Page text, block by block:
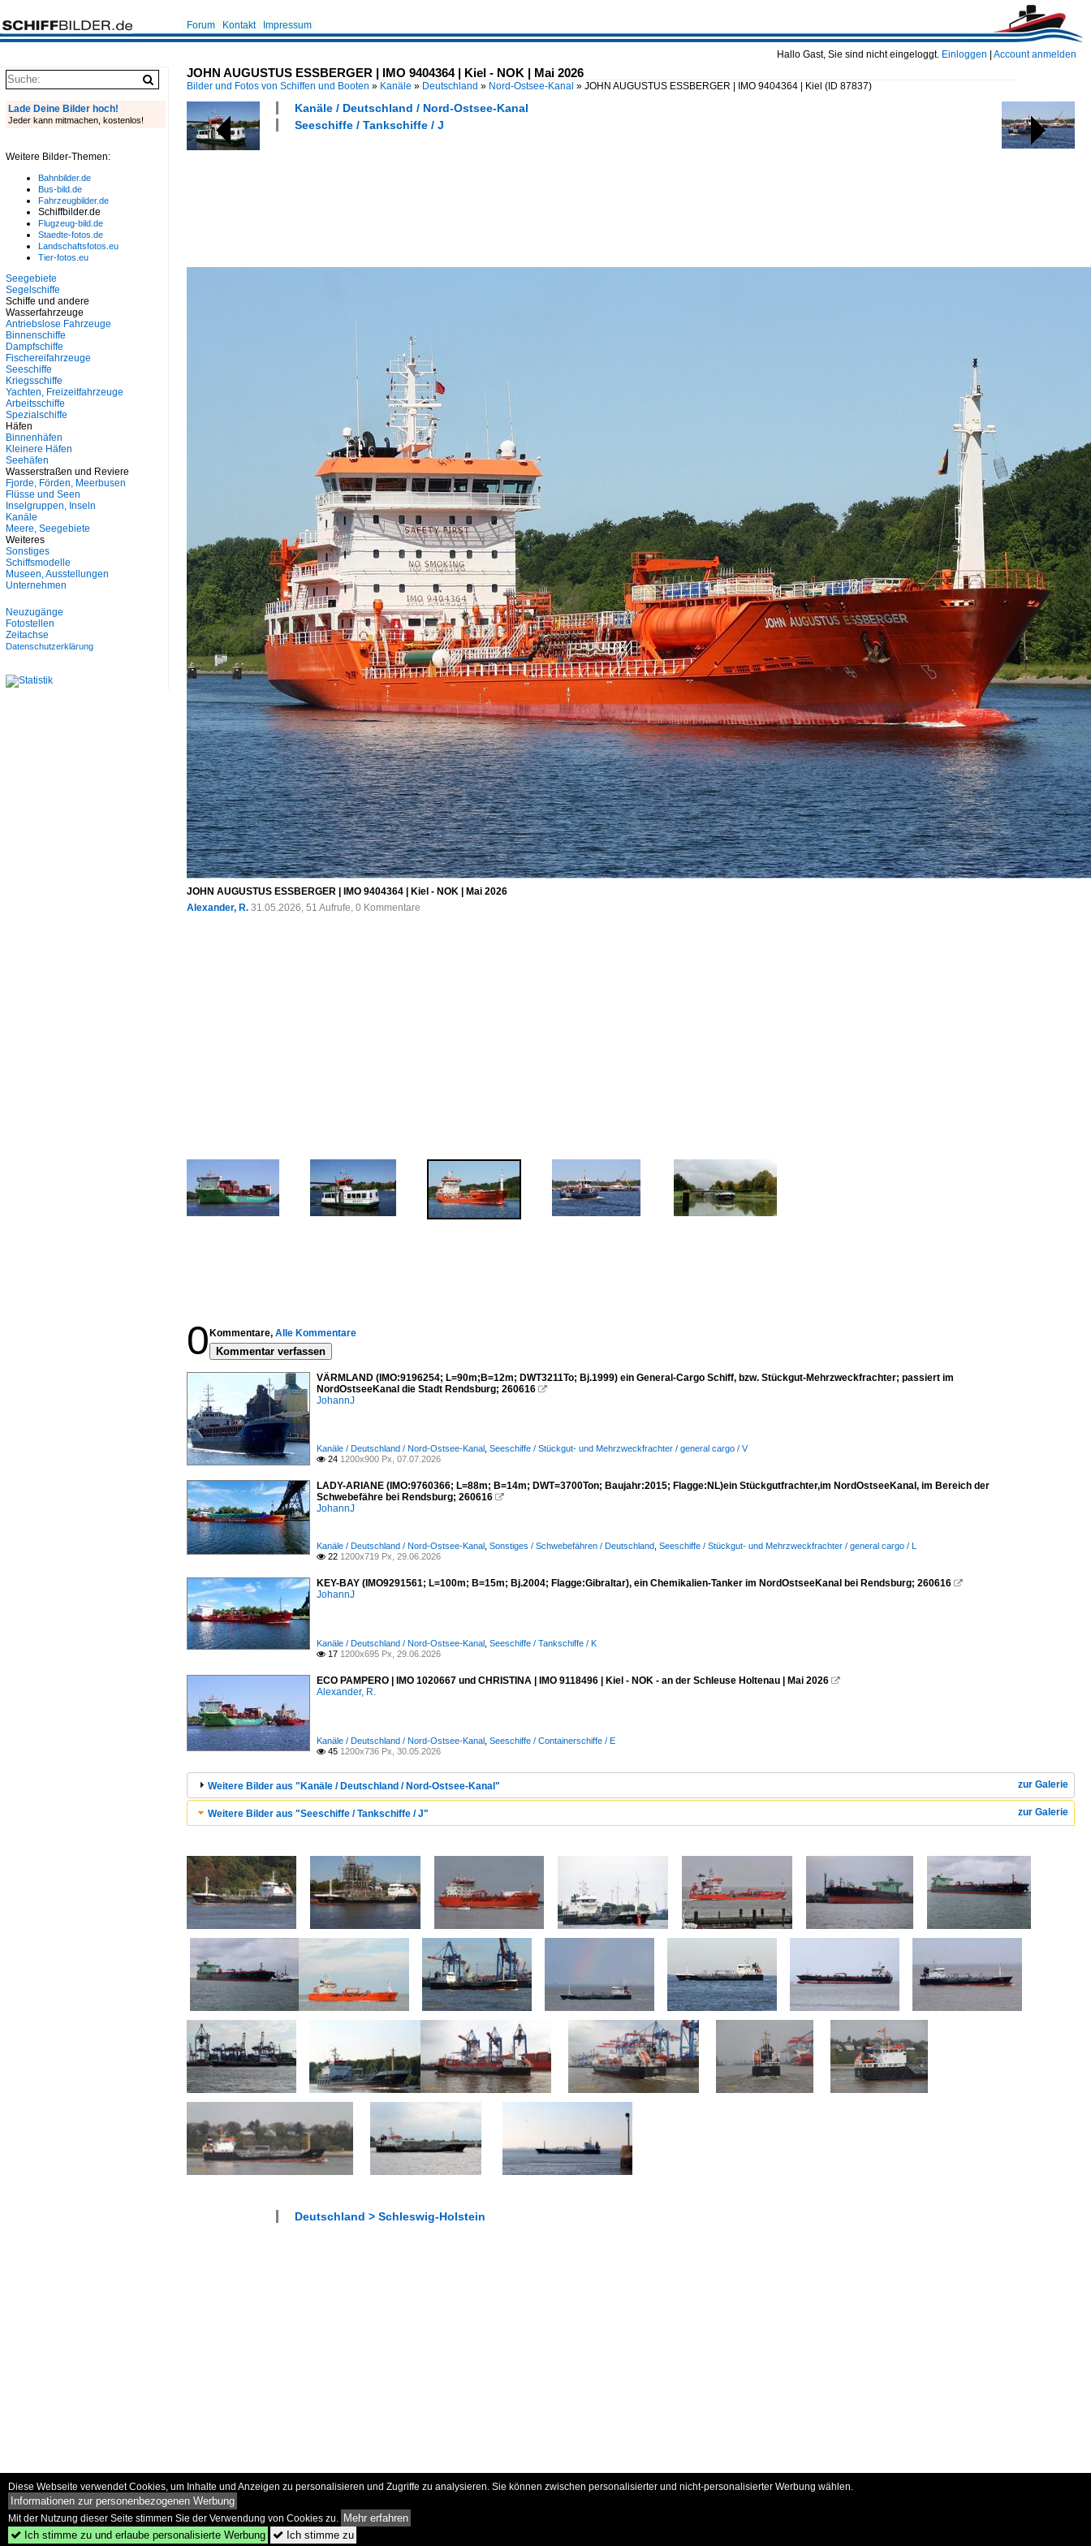
Hallo Gast, Sie sind nicht eingeloggt. Einloggen Account anmelden
Forum Kontakt Impressum
JOHN AUGUSTUS ESSBERGER | IMO 9404364 | Kiel - NOK | Mai 2026
Bilder und Fotos von Schiffen und Booten » Kanäle » Deutschland » Nord-Ostsee-Kanal » JOHN AUGUSTUS ESSBERGER | IMO 9404364 | Kiel (ID 87837)
Kanäle / Deutschland / Nord-Ostsee-Kanal
Seeschiffe / Tankschiffe / J
JOHN AUGUSTUS ESSBERGER | IMO 9404364 | Kiel - NOK | Mai 2026
Alexander, R. 31.05.2026, 51 Aufrufe, 0 Kommentare
0 Kommentare, Alle Kommentare
Kommentar verfassen
VÄRMLAND (IMO:9196254; L=90m;B=12m; DWT3211To; Bj.1999) ein General-Cargo Schiff, bzw. Stückgut-Mehrzweckfrachter; passiert im
NordOstseeKanal die Stadt Rendsburg; 260616 
JohannJ
Kanäle / Deutschland / Nord-Ostsee-Kanal Seeschiffe / Stückgut- und Mehrzweckfrachter / general cargo / V
 24 1200x900 Px, 07.07.2026
LADY-ARIANE (IMO:9760366; L=88m; B=14m; DWT=3700Ton; Baujahr:2015; Flagge:NL)ein Stückgutfrachter,im NordOstseeKanal, im Bereich der
Schwebefähre bei Rendsburg; 260616 
JohannJ
Kanäle / Deutschland / Nord-Ostsee-Kanal Sonstiges / Schwebefähren / Deutschland Seeschiffe / Stückgut- und Mehrzweckfrachter / general cargo / L
 22 1200x719 Px, 29.06.2026
KEY-BAY (IMO9291561; L=100m; B=15m; Bj.2004; Flagge:Gibraltar), ein Chemikalien-Tanker im NordOstseeKanal bei Rendsburg; 260616 
JohannJ
Kanäle / Deutschland / Nord-Ostsee-Kanal Seeschiffe / Tankschiffe / K
 17 1200x695 Px, 29.06.2026
ECO PAMPERO | IMO 1020667 und CHRISTINA | IMO 9118496 | Kiel - NOK - an der Schleuse Holtenau | Mai 2026 
Alexander, R.
Kanäle / Deutschland / Nord-Ostsee-Kanal Seeschiffe / Containerschiffe / E
 45 1200x736 Px, 30.05.2026
zur Galerie
Weitere Bilder aus "Kanäle / Deutschland / Nord-Ostsee-Kanal"
zur Galerie
Weitere Bilder aus "Seeschiffe / Tankschiffe / J"
Deutschland > Schleswig-Holstein
Lade Deine Bilder hoch!
Jeder kann mitmachen, kostenlos!
Weitere Bilder-Themen:
Bahnbilder.de
Bus-bild.de
Fahrzeugbilder.de
Schiffbilder.de
Flugzeug-bild.de
Staedte-fotos.de
Landschaftsfotos.eu
Tier-fotos.eu
Seegebiete
Segelschiffe
Schiffe und andere
Wasserfahrzeuge
Antriebslose Fahrzeuge
Binnenschiffe
Dampfschiffe
Fischereifahrzeuge
Seeschiffe
Kriegsschiffe
Yachten, Freizeitfahrzeuge
Arbeitsschiffe
Spezialschiffe
Häfen
Binnenhäfen
Kleinere Häfen
Seehäfen
Wasserstraßen und Reviere
Fjorde, Förden, Meerbusen
Flüsse und Seen
Inselgruppen, Inseln
Kanäle
Meere, Seegebiete
Weiteres
Sonstiges
Schiffsmodelle
Museen, Ausstellungen
Unternehmen
Neuzugänge
Fotostellen
Zeitachse
Datenschutzerklärung
Diese Webseite verwendet Cookies, um Inhalte und Anzeigen zu personalisieren und Zugriffe zu analysieren. Sie können zwischen personalisierter und nicht-personalisierter Werbung wählen.
Informationen zur personenbezogenen Werbung
Mit der Nutzung dieser Seite stimmen Sie der Verwendung von Cookies zu. Mehr erfahren
 Ich stimme zu und erlaube personalisierte Werbung  Ich stimme zu